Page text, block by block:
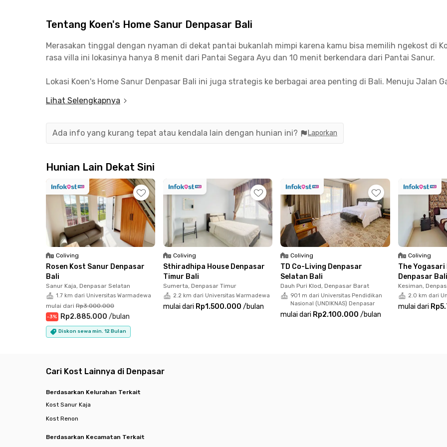
Tentang Koen's Home Sanur Denpasar Bali
Merasakan tinggal dengan nyaman di dekat pantai bukanlah mimpi karena kamu bisa memilih ngekost di
rasa villa ini lokasinya hanya 8 menit dari Pantai Segara Ayu dan 10 menit berkendara dari Pantai Sanur.
Lokasi Koen's Home Sanur Denpasar Bali ini juga strategis ke berbagai area penting di Bali. Menuju Jalan
kampus ternama. Kamu bisa menuju Primakara University hanya dalam 12 menit berkendara maupun
sekitar 15 menit perjalanan.
Tinggal di Koen's Home Sanur Denpasar Bali juga nggak perlu pusing juga soal mengisi perut karena
Kamu bisa menuju Naughty Nuri’s Warung Sanur, Warung Men Runtu, McDonald's, Massimo Italian
Unit Koen's Home Sanur Denpasar Bali ini terdiri atas 3 kamar tidur yang sudah berperabot lengkap
dilengkapi oleh water heater dan wastafel. Kost Denpasar Selatan ini juga menyediakan area dapur, area
parkir yang pastinya akan memudahkan berbagai aktivitasmu.
Tidak ketinggalan, sewa kost bulanan Bali ini juga sudah termasuk listrik, layanan room cleaning dan
kamu untuk bisa beristirahat lebih optimal. Jadi, tunggu apa lagi? Yuk, booking unit Koen's Home Sanur
Lihat Selengkapnya
Ada info yang kurang tepat atau kendala lain dengan hunian ini? Laporkan
Hunian Lain Dekat Sini
Coliving
Rosen Kost Sanur Denpasar
Bali
Sanur Kaja, Denpasar Selatan
1.7 km dari Universitas Warmadewa
mulai dari Rp3.000.000
-3% Rp2.885.000 /bulan
Diskon sewa min. 12 Bulan
Coliving
Sthiradhipa House Denpasar
Timur Bali
Sumerta, Denpasar Timur
2.2 km dari Universitas Warmadewa
mulai dari Rp1.500.000 /bulan
Coliving
TD Co-Living Denpasar
Selatan Bali
Dauh Puri Klod, Denpasar Barat
901 m dari Universitas Pendidikan
Nasional (UNDIKNAS) Denpasar
mulai dari Rp2.100.000 /bulan
Coliving
The Yogasari
Denpasar Bali
Kesiman,
2.0 km dari
mulai dari
Cari Kost Lainnya di Denpasar
Berdasarkan Kelurahan Terkait
Kost Sanur Kaja
Kost Renon
Berdasarkan Kecamatan Terkait